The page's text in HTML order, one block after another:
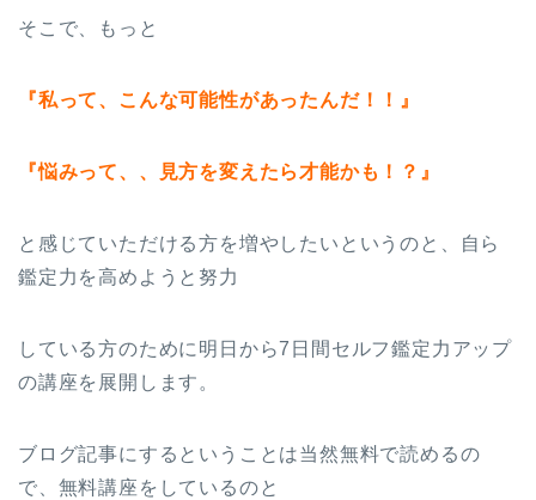
そこで、もっと
『私って、こんな可能性があったんだ！！』
『悩みって、、見方を変えたら才能かも！？』
と感じていただける方を増やしたいというのと、自ら
鑑定力を高めようと努力
している方のために明日から7日間セルフ鑑定力アップ
の講座を展開します。
ブログ記事にするということは当然無料で読めるの
で、無料講座をしているのと